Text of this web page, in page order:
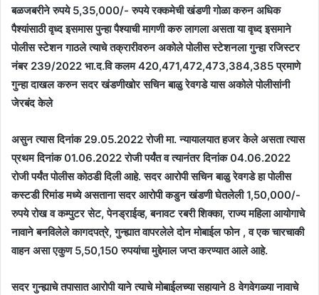
बळजबरीने रुपये 5,35,000/- रुपये रक्कमेची खंडणी गोळा करुन अधिक
पैश्यांसाठी वृध्द इसमास पुन्हा पैश्याची मागणी करु लागला असता या वृध्द इसमाने
पोलीस स्टेशन गाठले त्याचे तक्रारीवरुन अकोले पोलीस स्टेशनला गुन्हा रजिस्टर
नंबर 239/2022 भा.द.वि कलम 420,471,472,473,384,385 प्रमाणे
गुन्हा दाखल करुन सदर खंडणीखोर सचिन बाळु रेवगडे यास अकोले पोलीसांनी
जेरबंद केले
असुन त्यास दिनांक 29.05.2022 रोजी मा. न्यायालयात हजर केले असता त्यास
प्रथम दिनांक 01.06.2022 रोजी पर्यंत व त्यानंतर दिनांक 04.06.2022
रोजी पर्यंत पोलीस कोठडी दिली आहे. सदर आरोपी सचिन बाळु रेवगडे हा पोलीस
कस्टडी रिमांड मध्ये असताना सदर आरोपी कडुन खंडणी घेतलेली 1,50,000/-
रुपये रोख व कम्पुटर सेट, पेनड्राईव्ह, बनावट रबरी शिक्का, राज्य महिला आयोगाचे
नावाने बनविलेले कागदपत्रे, गुन्ह्यात वापरलेले दोन मोबाईल फोन , व एक चारचाकी
वाहन असा एकुण 5,50,150 रुपयांचा मुद्देमाल जप्त करण्यात आले आहे.
सदर गुन्ह्याचे तपासात आरोपी याने त्याचे मोबाईलच्या सहायाने 8 वेगवेगळ्या नावाचे